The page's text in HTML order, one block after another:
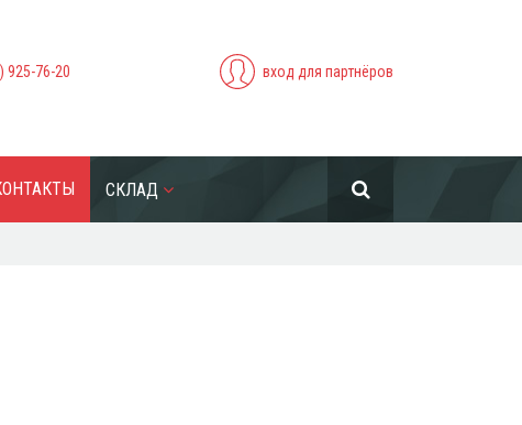
925-76-20 вход для партнёров
СКЛАД